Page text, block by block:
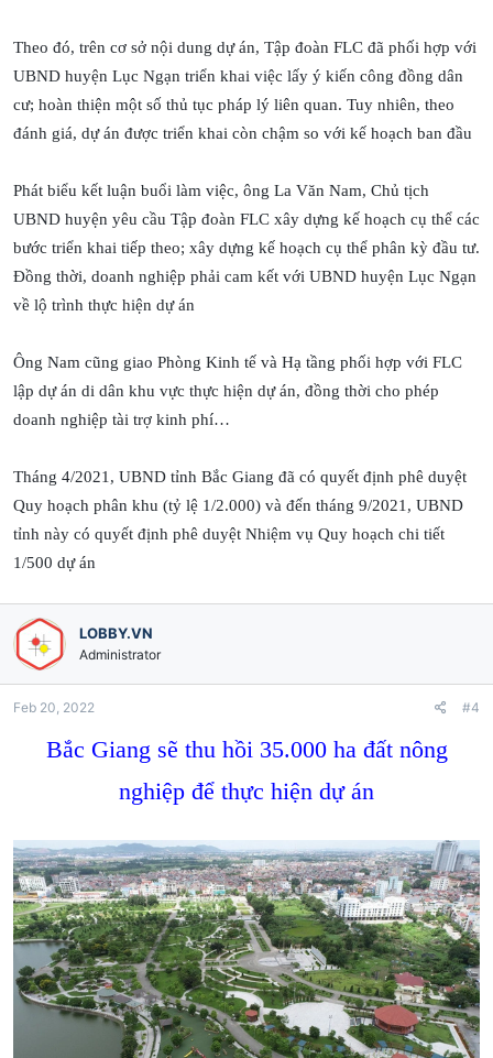
Theo đó, trên cơ sở nội dung dự án, Tập đoàn FLC đã phối hợp với
UBND huyện Lục Ngạn triển khai việc lấy ý kiến công đồng dân
cư; hoàn thiện một số thủ tục pháp lý liên quan. Tuy nhiên, theo
đánh giá, dự án được triển khai còn chậm so với kế hoạch ban đầu
Phát biểu kết luận buổi làm việc, ông La Văn Nam, Chủ tịch
UBND huyện yêu cầu Tập đoàn FLC xây dựng kế hoạch cụ thể các
bước triển khai tiếp theo; xây dựng kế hoạch cụ thể phân kỳ đầu tư.
Đồng thời, doanh nghiệp phải cam kết với UBND huyện Lục Ngạn
về lộ trình thực hiện dự án
Ông Nam cũng giao Phòng Kinh tế và Hạ tầng phối hợp với FLC
lập dự án di dân khu vực thực hiện dự án, đồng thời cho phép
doanh nghiệp tài trợ kinh phí…
Tháng 4/2021, UBND tỉnh Bắc Giang đã có quyết định phê duyệt
Quy hoạch phân khu (tỷ lệ 1/2.000) và đến tháng 9/2021, UBND
tỉnh này có quyết định phê duyệt Nhiệm vụ Quy hoạch chi tiết
1/500 dự án
LOBBY.VN
Administrator
Feb 20, 2022 #4
Bắc Giang sẽ thu hồi 35.000 ha đất nông
nghiệp để thực hiện dự án